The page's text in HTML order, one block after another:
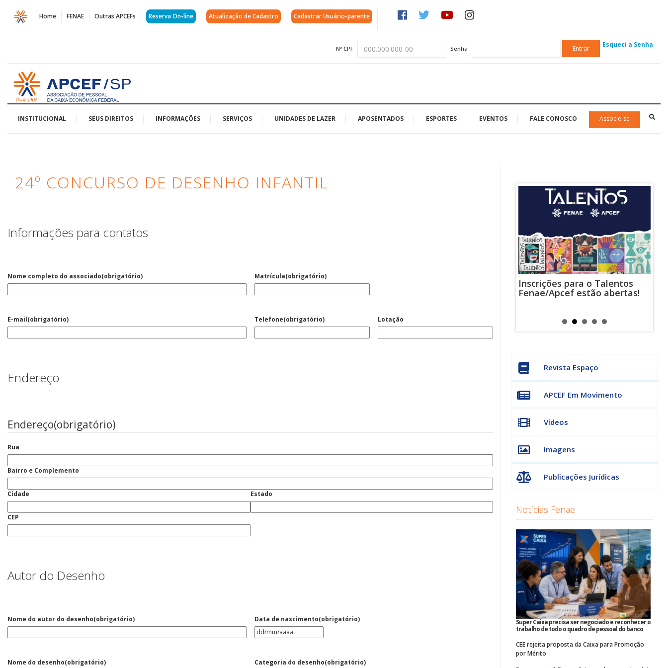
Página
24º
de
Desenho
Infantil
Home FENAE Outras APCEFs Reserva On-line Atualização de Cadastro Cadastrar Usuário-parente
Nº CPF Senha Entrar Esqueci a Senha
Acessar
página
inicial
INSTITUCIONAL SEUS DIREITOS INFORMAÇÕES SERVIÇOS UNIDADES DE LAZER APOSENTADOS ESPORTES EVENTOS FALE CONOSCO Associe-se
24º CONCURSO DE DESENHO INFANTIL
Informações para contatos
Nome completo do associado(obrigatório) Matrícula(obrigatório)
E-mail(obrigatório) Telefone(obrigatório) Lotação
Endereço
Endereço(obrigatório)
Rua
Bairro e Complemento
Cidade Estado
CEP
Autor do Desenho
Nome do autor do desenho(obrigatório) Data de nascimento(obrigatório)
DD
barra
Nome do desenho(obrigatório) Categoria do desenho(obrigatório)
Aproveite a parceria da Apcef
com o Sesi e invista em saúde
Inscrições para o Talentos
Fenae/Apcef estão abertas!
Revista Espaço
APCEF Em Movimento
Vídeos
Imagens
Publicações Jurídicas
Notícias Fenae
Super Caixa precisa ser negociado e reconhecer o
trabalho de todo o quadro de pessoal do banco
CEE rejeita proposta da Caixa para Promoção
por Mérito